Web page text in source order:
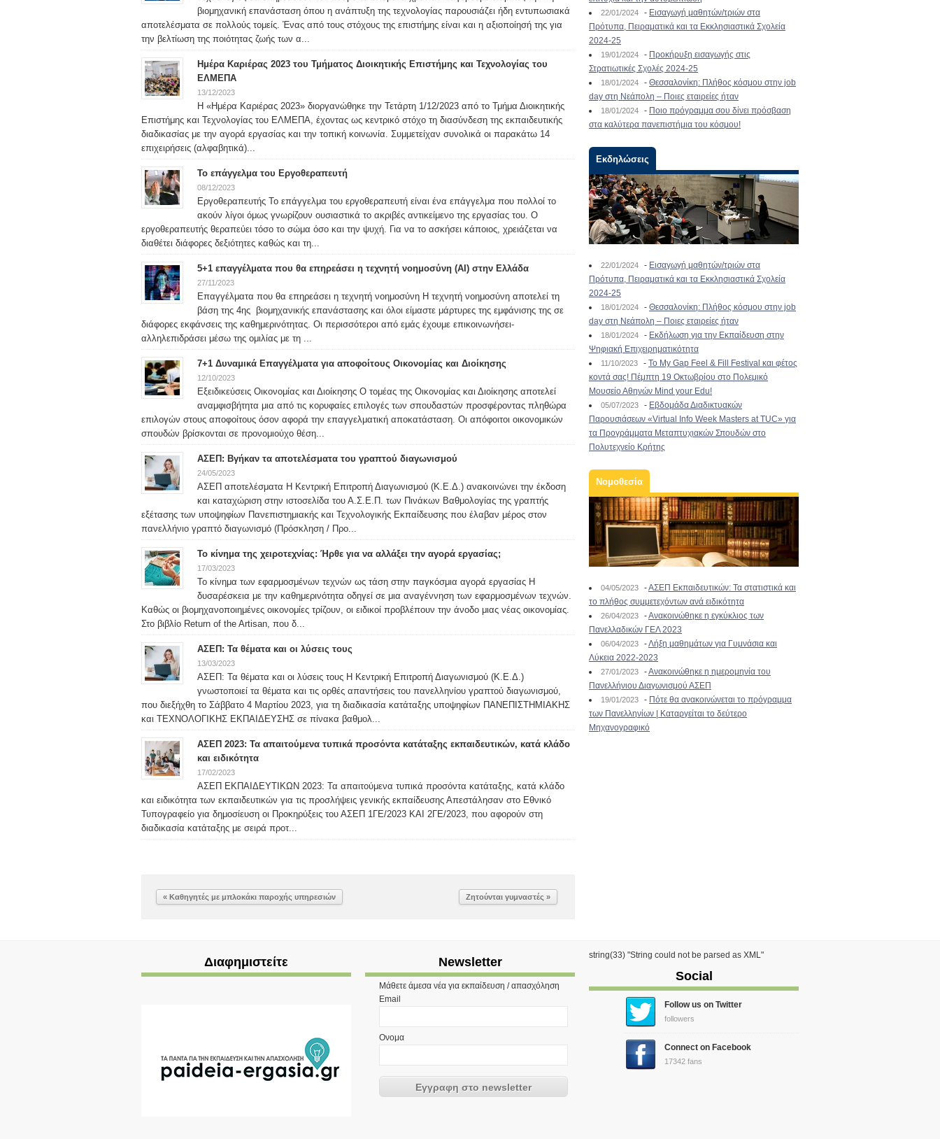
βιομηχανική επανάσταση όπου η ανάπτυξη της τεχνολογίας παρουσιάζει ήδη εντυπωσιακά
αποτελέσματα σε πολλούς τομείς. Ένας από τους στόχους της επιστήμης είναι και η αξιοποίησή της για
την βελτίωση της ποιότητας ζωής των α...
Ημέρα Καριέρας 2023 του Τμήματος Διοικητικής Επιστήμης και Τεχνολογίας του
ΕΛΜΕΠΑ
13/12/2023
Η «Ημέρα Καριέρας 2023» διοργανώθηκε την Τετάρτη 1/12/2023 από το Τμήμα Διοικητικής
Επιστήμης και Τεχνολογίας του ΕΛΜΕΠΑ, έχοντας ως κεντρικό στόχο τη διασύνδεση της εκπαιδευτικής
διαδικασίας με την αγορά εργασίας και την τοπική κοινωνία. Συμμετείχαν συνολικά οι παρακάτω 14
επιχειρήσεις (αλφαβητικά)...
Το επάγγελμα του Εργοθεραπευτή
08/12/2023
Εργοθεραπευτής Το επάγγελμα του εργοθεραπευτή είναι ένα επάγγελμα που πολλοί το
ακούν λίγοι όμως γνωρίζουν ουσιαστικά το ακριβές αντικείμενο της εργασίας του. Ο
εργοθεραπευτής θεραπεύει τόσο το σώμα όσο και την ψυχή. Για να το ασκήσει κάποιος, χρειάζεται να
διαθέτει διάφορες δεξιότητες καθώς και τη...
5+1 επαγγέλματα που θα επηρεάσει η τεχνητή νοημοσύνη (ΑΙ) στην Ελλάδα
27/11/2023
Επαγγέλματα που θα επηρεάσει η τεχνητή νοημοσύνη Η τεχνητή νοημοσύνη αποτελεί τη
βάση της 4ης βιομηχανικής επανάστασης και όλοι είμαστε μάρτυρες της εμφάνισης της σε
διάφορες εκφάνσεις της καθημερινότητας. Οι περισσότεροι από εμάς έχουμε επικοινωνήσει-
αλληλεπιδράσει μέσω της ομιλίας με τη ...
7+1 Δυναμικά Επαγγέλματα για αποφοίτους Οικονομίας και Διοίκησης
12/10/2023
Εξειδικεύσεις Οικονομίας και Διοίκησης Ο τομέας της Οικονομίας και Διοίκησης αποτελεί
αναμφισβήτητα μια από τις κορυφαίες επιλογές των σπουδαστών προσφέροντας πληθώρα
επιλογών στους αποφοίτους όσον αφορά την επαγγελματική αποκατάσταση. Οι απόφοιτοι οικονομικών
σπουδών βρίσκονται σε προνομιούχο θέση...
ΑΣΕΠ: Βγήκαν τα αποτελέσματα του γραπτού διαγωνισμού
24/05/2023
ΑΣΕΠ αποτελέσματα Η Κεντρική Επιτροπή Διαγωνισμού (Κ.Ε.Δ.) ανακοινώνει την έκδοση
και καταχώριση στην ιστοσελίδα του Α.Σ.Ε.Π. των Πινάκων Βαθμολογίας της γραπτής
εξέτασης των υποψηφίων Πανεπιστημιακής και Τεχνολογικής Εκπαίδευσης που έλαβαν μέρος στον
πανελλήνιο γραπτό διαγωνισμό (Πρόσκληση / Προ...
Το κίνημα της χειροτεχνίας: Ήρθε για να αλλάξει την αγορά εργασίας;
17/03/2023
Το κίνημα των εφαρμοσμένων τεχνών ως τάση στην παγκόσμια αγορά εργασίας Η
δυσαρέσκεια με την καθημερινότητα οδηγεί σε μια αναγέννηση των εφαρμοσμένων τεχνών.
Καθώς οι βιομηχανοποιημένες οικονομίες τρίζουν, οι ειδικοί προβλέπουν την άνοδο μιας νέας οικονομίας.
Στο βιβλίο Return of the Artisan, που δ...
ΑΣΕΠ: Τα θέματα και οι λύσεις τους
13/03/2023
ΑΣΕΠ: Τα θέματα και οι λύσεις τους H Κεντρική Επιτροπή Διαγωνισμού (Κ.Ε.Δ.)
γνωστοποιεί τα θέματα και τις ορθές απαντήσεις του πανελληνίου γραπτού διαγωνισμού,
που διεξήχθη το Σάββατο 4 Μαρτίου 2023, για τη διαδικασία κατάταξης υποψηφίων ΠΑΝΕΠΙΣΤΗΜΙΑΚΗΣ
και ΤΕΧΝΟΛΟΓΙΚΗΣ ΕΚΠΑΙΔΕΥΣΗΣ σε πίνακα βαθμολ...
ΑΣΕΠ 2023: Τα απαιτούμενα τυπικά προσόντα κατάταξης εκπαιδευτικών, κατά κλάδο
και ειδικότητα
17/02/2023
ΑΣΕΠ ΕΚΠΑΙΔΕΥΤΙΚΩΝ 2023: Τα απαιτούμενα τυπικά προσόντα κατάταξης, κατά κλάδο
και ειδικότητα των εκπαιδευτικών για τις προσλήψεις γενικής εκπαίδευσης Απεστάλησαν στο Εθνικό
Τυπογραφείο για δημοσίευση οι Προκηρύξεις του ΑΣΕΠ 1ΓΕ/2023 ΚΑΙ 2ΓΕ/2023, που αφορούν στη
διαδικασία κατάταξης με σειρά προτ...
« Καθηγητές με μπλοκάκι παροχής υπηρεσιών Ζητούνται γυμναστές »
22/01/2024 - Εισαγωγή μαθητών/τριών στα
Πρότυπα, Πειραματικά και τα Εκκλησιαστικά Σχολεία
2024-25
19/01/2024 - Προκήρυξη εισαγωγής στις
Στρατιωτικές Σχολές 2024-25
18/01/2024 - Θεσσαλονίκη: Πλήθος κόσμου στην job
day στη Νεάπολη – Ποιες εταιρείες ήταν
18/01/2024 - Ποιο πρόγραμμα σου δίνει πρόσβαση
στα καλύτερα πανεπιστήμια του κόσμου!
Εκδηλώσεις
22/01/2024 - Εισαγωγή μαθητών/τριών στα
Πρότυπα, Πειραματικά και τα Εκκλησιαστικά Σχολεία
2024-25
18/01/2024 - Θεσσαλονίκη: Πλήθος κόσμου στην job
day στη Νεάπολη – Ποιες εταιρείες ήταν
18/01/2024 - Εκδήλωση για την Εκπαίδευση στην
Ψηφιακή Επιχειρηματικότητα
11/10/2023 - To My Gap Feel & Fill Festival και φέτος
κοντά σας! Πέμπτη 19 Οκτωβρίου στο Πολεμικό
Μουσείο Αθηνών Mind your Edu!
05/07/2023 - Εβδομάδα Διαδικτυακών
Παρουσιάσεων «Virtual Info Week Masters at TUC» για
τα Προγράμματα Μεταπτυχιακών Σπουδών στο
Πολυτεχνείο Κρήτης
Νομοθεσία
04/05/2023 -ΑΣΕΠ Εκπαιδευτικών: Τα στατιστικά και
το πλήθος συμμετεχόντων ανά ειδικότητα
26/04/2023 -Ανακοινώθηκε η εγκύκλιος των
Πανελλαδικών ΓΕΛ 2023
06/04/2023 -Λήξη μαθημάτων για Γυμνάσια και
Λύκεια 2022-2023
27/01/2023 -Ανακοινώθηκε η ημερομηνία του
Πανελλήνιου Διαγωνισμού ΑΣΕΠ
19/01/2023 - Πότε θα ανακοινώνεται το πρόγραμμα
των Πανελληνίων | Καταργείται το δεύτερο
Μηχανογραφικό
Διαφημιστείτε Newsletter
Μάθετε άμεσα νέα για εκπαίδευση / απασχόληση
Email
Ονομα
string(33) "String could not be parsed as XML"
Social
Follow us on Twitter
followers
Connect on Facebook
17342 fans